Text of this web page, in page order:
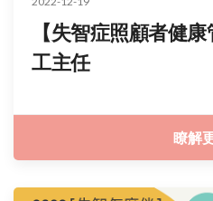
【失智症照顧者健
工主任
瞭解